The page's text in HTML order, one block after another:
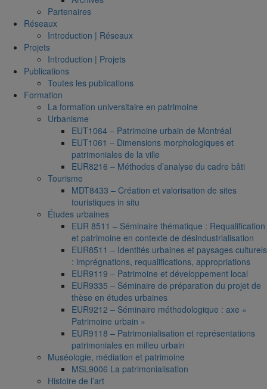
Partenaires
Réseaux
Introduction | Réseaux
Projets
Introduction | Projets
Publications
Toutes les publications
Formation
La formation universitaire en patrimoine
Urbanisme
EUT1064 – Patrimoine urbain de Montréal
EUT1061 – Dimensions morphologiques et
patrimoniales de la ville
EUR8216 – Méthodes d’analyse du cadre bâti
Tourisme
MDT8433 – Création et valorisation de sites
touristiques in situ
Études urbaines
EUR 8511 – Séminaire thématique : Requalification
et patrimoine en contexte de désindustrialisation
EUR8511 – Identités urbaines et paysages culturels
: imprégnations, requalifications, appropriations
EUR9119 – Patrimoine et développement local
EUR9335 – Séminaire de préparation du projet de
thèse en études urbaines
EUR9212 – Séminaire méthodologique : axe «
Patrimoine urbain »
EUR9118 – Patrimonialisation et représentations
patrimoniales en milieu urbain
Muséologie, médiation et patrimoine
MSL9006 La patrimonialisation
Histoire de l’art